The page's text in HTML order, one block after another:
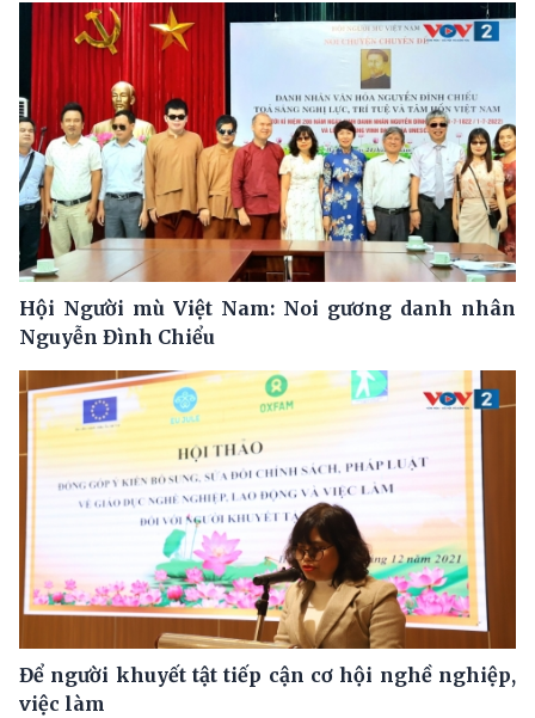
Hội Người mù Việt Nam: Noi gương danh nhân
Nguyễn Đình Chiểu
Để người khuyết tật tiếp cận cơ hội nghề nghiệp,
việc làm